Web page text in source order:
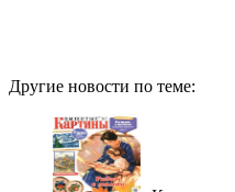
Другие новости по теме: